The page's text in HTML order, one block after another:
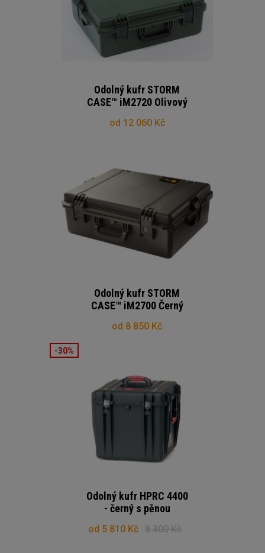
Odolný kufr STORM
CASE™ iM2720 Olivový
od 12 060 Kč
Odolný kufr STORM
CASE™ iM2700 Černý
od 8 850 Kč
-30%
Odolný kufr HPRC 4400
- černý s pěnou
od 5 810 Kč 8 300 Kč